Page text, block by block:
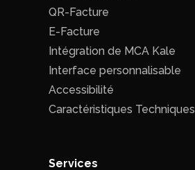
QR-Facture
E-Facture
Intégration de MCA Kale
Interface personnalisable
Accessibilité
Caractéristiques Techniques
Services